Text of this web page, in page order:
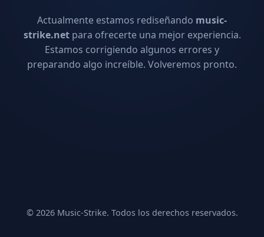
Actualmente estamos rediseñando music-
strike.netpara ofrecerte una mejor experiencia.
Estamos corrigiendo algunos errores y
preparando algo increíble. Volveremos pronto.
© 2026 Music-Strike. Todos los derechos reservados.